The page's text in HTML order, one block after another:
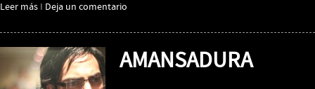
Leer más I Deja un comentario
AMANSADURA